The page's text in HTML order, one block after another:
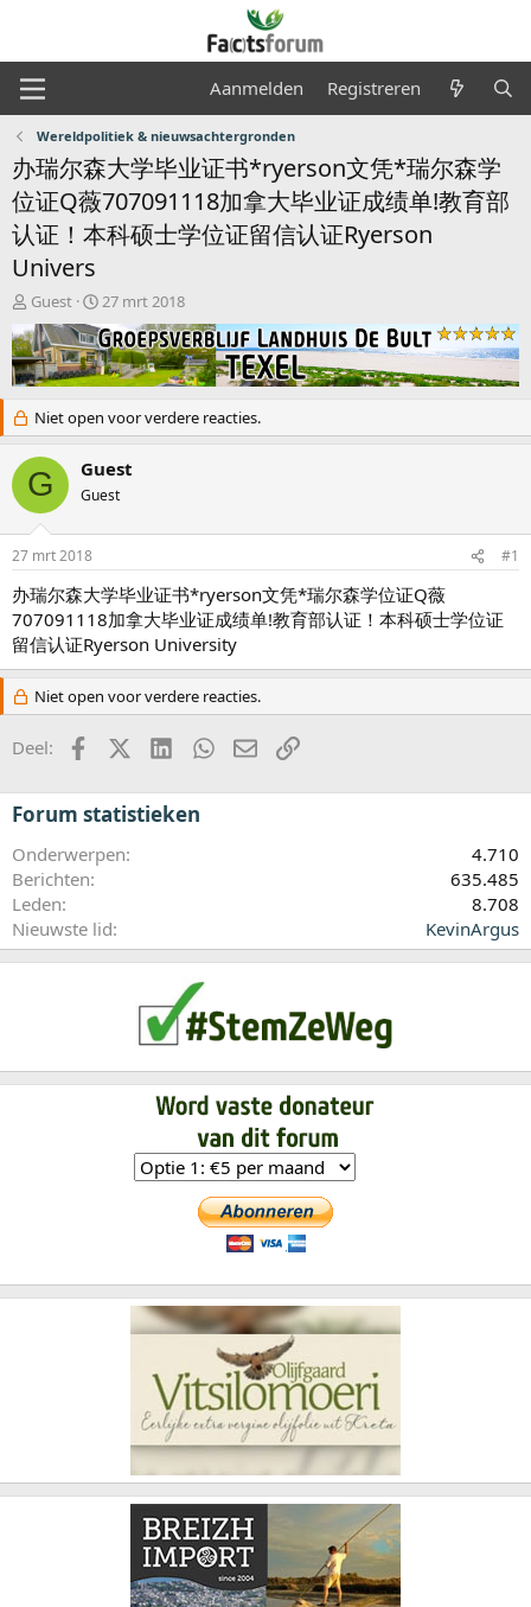
Aanmelden Registreren
Wereldpolitiek & nieuwsachtergronden
办瑞尔森大学毕业证书*ryerson文凭*瑞尔森学
位证Q薇707091118加拿大毕业证成绩单!教育部
认证！本科硕士学位证留信认证Ryerson
Univers
O
n
d
e
r
e
p
s
t
a
r
t
e
r
Guest
S
a
r
t
a
u
m
27 mrt 2018
Niet open voor verdere reacties.
G Guest
Guest
27 mrt 2018 #1
办瑞尔森大学毕业证书*ryerson文凭*瑞尔森学位证Q薇
707091118加拿大毕业证成绩单!教育部认证！本科硕士学位证
留信认证Ryerson University
Niet open voor verdere reacties.
Deel: FacebookX (Twitter)LinkedInWhatsApp
E-mailkoppeling
Forum statistieken
Onderwerpen
4.710
Berichten
635.485
Leden
8.708
Nieuwste lid
KevinArgus